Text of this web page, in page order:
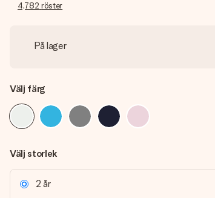
4,782 röster
På lager
Välj färg
Välj storlek
2 år